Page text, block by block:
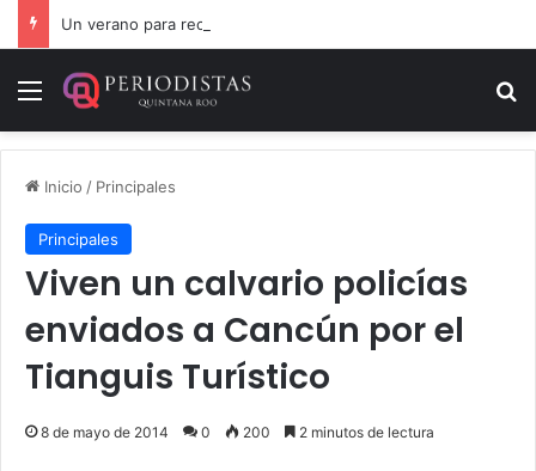
Menú
Inicio / Principales
Principales
Viven un calvario policías
enviados a Cancún por el
Tianguis Turístico
8 de mayo de 2014 0 200 2 minutos de lectura